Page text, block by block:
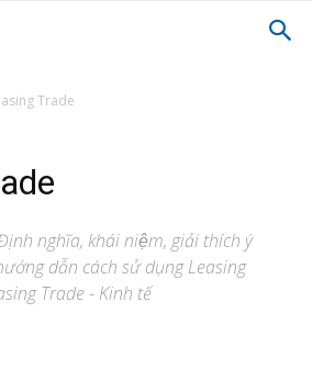
Trade
nghĩa, khái niệm, giải thích ý
dẫn cách sử dụng Leasing
Trade - Kinh tế